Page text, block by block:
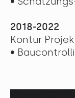
2018-2022
Kontur
•